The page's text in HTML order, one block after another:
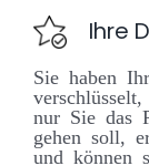
Ihre
Sie haben
nur Sie das
gehen soll,
und können